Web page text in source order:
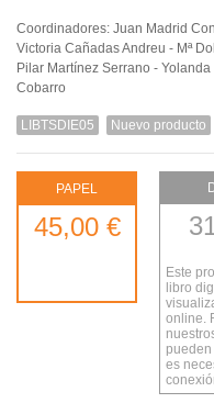
Coordinadores: Juan Madrid
Victoria Cañadas Andreu - Mª
Pilar Martínez Serrano -
Cobarro
LIBTSDIE05 Nuevo producto
PAPEL
45,00 €
Este
libro
online.
es